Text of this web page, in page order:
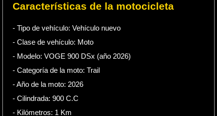
Características de la motocicleta
- Tipo de vehículo: Vehículo nuevo
- Clase de vehículo: Moto
- Modelo: VOGE 900 DSx (año 2026)
- Categoría de la moto: Trail
- Año de la moto: 2026
- Cilindrada: 900 C.C
- Kilómetros: 1 Km